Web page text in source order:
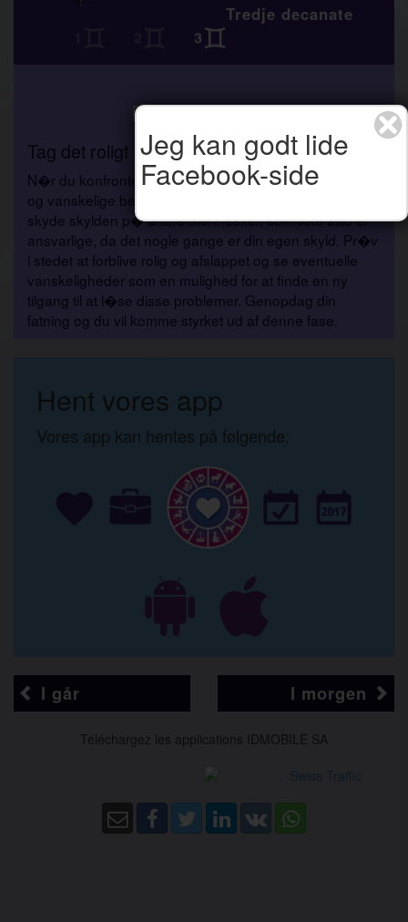
Tredje decanate
Fredag 7 August
Tag det roligt
N�r du konfronteres med et stigende antal uforudsete
og vanskelige begivenheder, fors�ger du f�rst at
skyde skylden p� andre mennesker, som ikke altid er
ansvarlige, da det nogle gange er din egen skyld. Pr�v
i stedet at forblive rolig og afslappet og se eventuelle
vanskeligheder som en mulighed for at finde en ny
tilgang til at l�se disse problemer. Genopdag din
fatning og du vil komme styrket ud af denne fase.
Hent vores app
Vores app kan hentes på følgende:
I går I morgen
Téléchargez les applications IDMOBILE SA
Jeg kan godt lide
Facebook-side